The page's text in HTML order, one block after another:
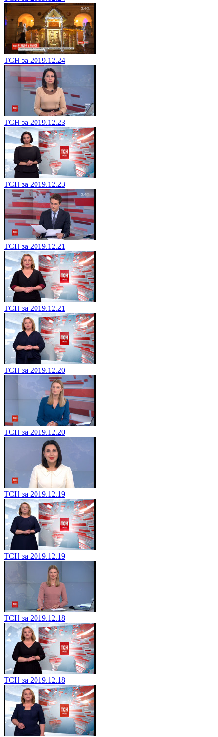
ТСН за 2019.12.24
ТСН за 2019.12.23
ТСН за 2019.12.23
ТСН за 2019.12.21
ТСН за 2019.12.21
ТСН за 2019.12.20
ТСН за 2019.12.20
ТСН за 2019.12.19
ТСН за 2019.12.19
ТСН за 2019.12.18
ТСН за 2019.12.18